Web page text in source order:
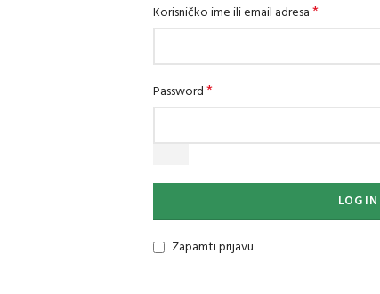
Korisničko ime ili email adresa*
Password*
LOG IN
Zapamti prijavu